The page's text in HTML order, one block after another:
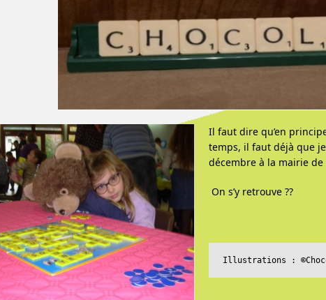
Il faut dire qu’en
temps, il faut déjà que
décembre à la mairie de
On s’y retrouve ??
Illustrations :